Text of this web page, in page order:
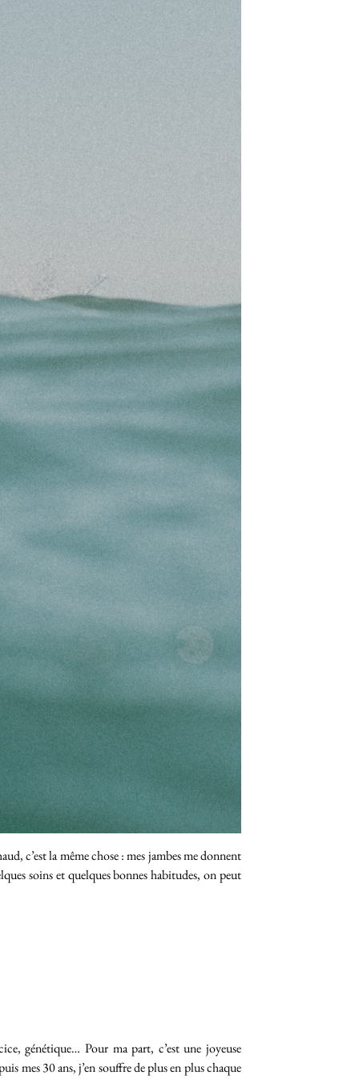
c’est la même chose : mes jambes me donnent
soins et quelques bonnes habitudes, on peut
génétique… Pour ma part, c’est une joyeuse
mes 30 ans, j’en souffre de plus en plus chaque